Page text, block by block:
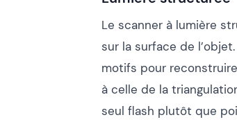
Le scanner à lumière
sur la surface de
motifs pour
à celle de la
seul flash plutôt que